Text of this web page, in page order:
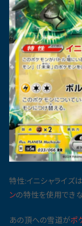
特性:イニシャライズ
ンの特性を使用できな
あの頂への雪道がポ